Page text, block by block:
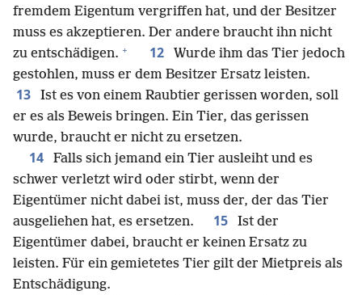
fremdem Eigentum vergriffen hat, und der Besitzer
muss es akzeptieren. Der andere braucht ihn nicht
zu entschädigen. + 12
Wurde ihm das Tier jedoch
gestohlen, muss er dem Besitzer Ersatz leisten.
13
Ist es von einem Raubtier gerissen worden, soll
er es als Beweis bringen. Ein Tier, das gerissen
wurde, braucht er nicht zu ersetzen.
14
Falls sich jemand ein Tier ausleiht und es
schwer verletzt wird oder stirbt, wenn der
Eigentümer nicht dabei ist, muss der, der das Tier
ausgeliehen hat, es ersetzen.
15
Ist der
Eigentümer dabei, braucht er keinen Ersatz zu
leisten. Für ein gemietetes Tier gilt der Mietpreis als
Entschädigung.